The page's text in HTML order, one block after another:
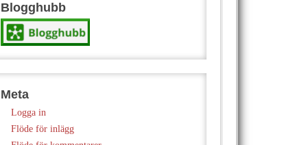
Blogghubb
Meta
Logga in
Flöde för inlägg